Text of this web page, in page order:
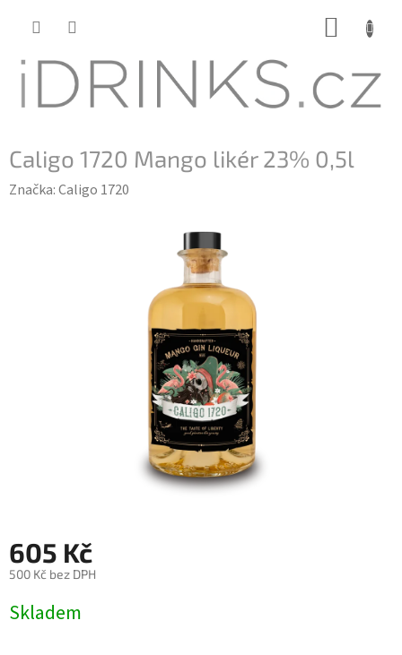
Caligo 1720 Mango likér 23% 0,5l
Značka:Caligo 1720
605 Kč
500 Kč bez DPH
cena:
Skladem